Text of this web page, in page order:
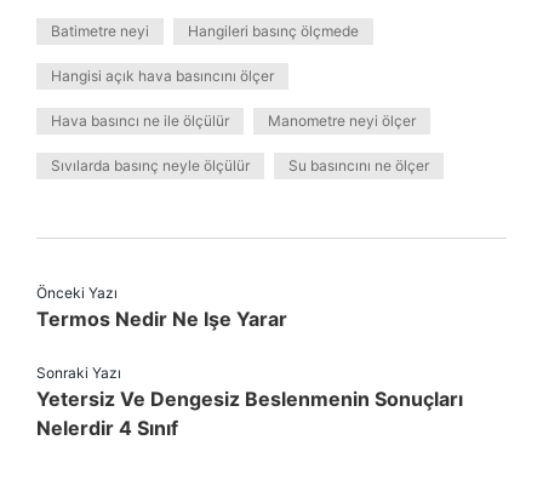
Batimetre neyi Hangileri basınç ölçmede
Hangisi açık hava basıncını ölçer
Hava basıncı ne ile ölçülür Manometre neyi ölçer
Sıvılarda basınç neyle ölçülür Su basıncını ne ölçer
Önceki Yazı
Termos Nedir Ne Işe Yarar
Sonraki Yazı
Yetersiz Ve Dengesiz Beslenmenin Sonuçları
Nelerdir 4 Sınıf